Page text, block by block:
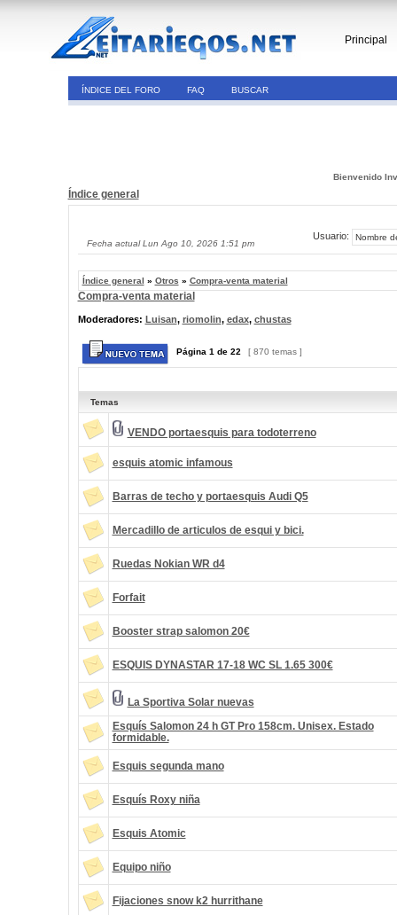
Principal
ÍNDICE DEL FORO FAQ BUSCAR
Bienvenido
Índice general
Fecha actual Lun Ago 10, 2026 1:51 pm
Usuario:
Índice general » Otros » Compra-venta material
Compra-venta material
Moderadores: Luisan, riomolin, edax, chustas
Página 1 de 22 [ 870 temas ]
Temas
VENDO portaesquis para todoterreno
esquis atomic infamous
Barras de techo y portaesquis Audi Q5
Mercadillo de articulos de esqui y bici.
Ruedas Nokian WR d4
Forfait
Booster strap salomon 20€
ESQUIS DYNASTAR 17-18 WC SL 1.65 300€
La Sportiva Solar nuevas
Esquís Salomon 24 h GT Pro 158cm. Unisex. Estado
formidable.
Esquis segunda mano
Esquís Roxy niña
Esquis Atomic
Equipo niño
Fijaciones snow k2 hurrithane